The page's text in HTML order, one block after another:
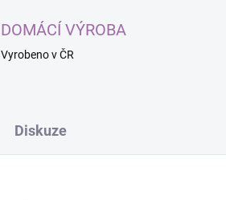
DOMÁCÍ VÝROBA
Vyrobeno v ČR
Diskuze